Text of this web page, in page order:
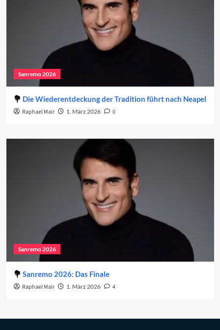
Sanremo 2026
Die Wiederentdeckung der Tradition führt nach Neapel
Raphael Mair 1. März 2026 0
Sanremo 2026
Sanremo 2026: Das Finale
Raphael Mair 1. März 2026 4